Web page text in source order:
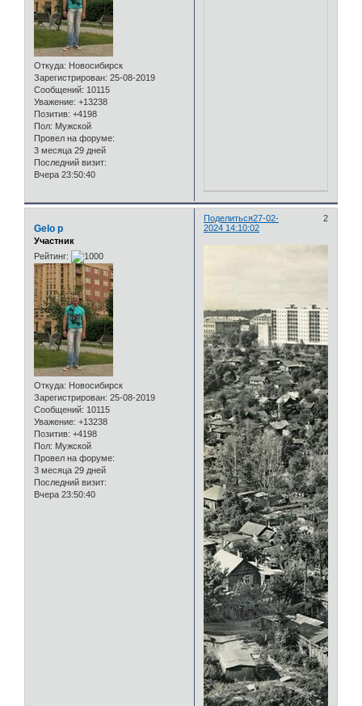
Откуда: Новосибирск
Зарегистрирован: 25-08-2019
Сообщений: 10115
Уважение: +13238
Позитив: +4198
Пол: Мужской
Провел на форуме:
3 месяца 29 дней
Последний визит:
Вчера 23:50:40
Поделиться 2
27-02-
2024 14:10:02
Gelo p
Участник
Рейтинг:
Откуда: Новосибирск
Зарегистрирован: 25-08-2019
Сообщений: 10115
Уважение: +13238
Позитив: +4198
Пол: Мужской
Провел на форуме:
3 месяца 29 дней
Последний визит:
Вчера 23:50:40